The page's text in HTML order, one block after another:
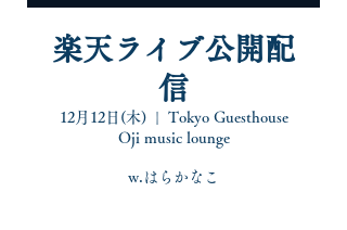
楽天ライブ公開配
信
12月12日(木)
  |
Tokyo Guesthouse
Oji music lounge
w.はらかなこ